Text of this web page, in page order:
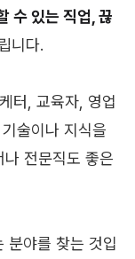
수 있는 직업, 끊
니다.
터, 교육자, 영업
술이나 지식을
전문직도 좋은
분야를 찾는 것입